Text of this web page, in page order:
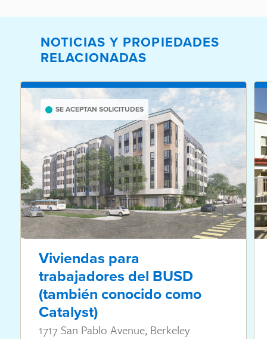
NOTICIAS Y PROPIEDADES
RELACIONADAS
SE ACEPTAN SOLICITUDES
Viviendas para
trabajadores del BUSD
(también conocido como
Catalyst)
1717 San Pablo Avenue, Berkeley